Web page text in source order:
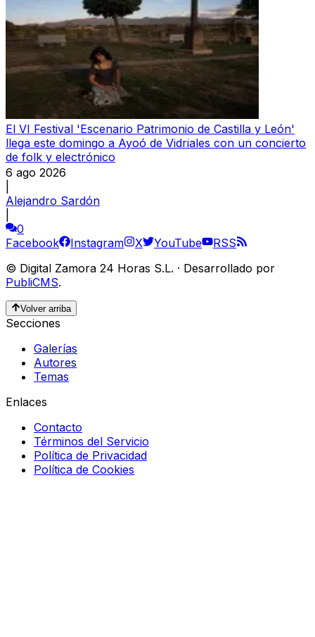
El VI Festival 'Escenario Patrimonio de Castilla y León'
llega este domingo a Ayoó de Vidriales con un concierto
de folk y electrónico
6 ago 2026
Alejandro Sardón
0
Facebook
Instagram X YouTube
RSS
© Digital Zamora 24 Horas S.L. · Desarrollado por
PubliCMS.
Volver arriba
Secciones
Galerías
Autores
Temas
Enlaces
Contacto
Términos del Servicio
Política de Privacidad
Política de Cookies